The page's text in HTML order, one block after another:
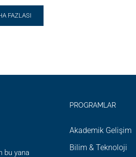
FAZLASI
bu yana
PROGRAMLAR
Akademik Gelişim
Bilim & Teknoloji